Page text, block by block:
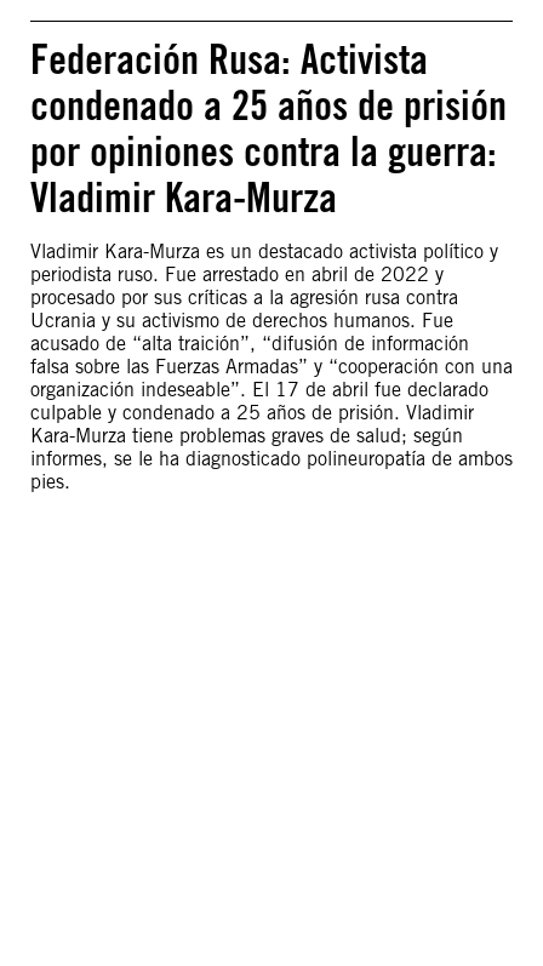
Federación Rusa: Activista
condenado a 25 años de prisión
por opiniones contra la guerra:
Vladimir Kara-Murza
Vladimir Kara-Murza es un destacado activista político y
periodista ruso. Fue arrestado en abril de 2022 y
procesado por sus críticas a la agresión rusa contra
Ucrania y su activismo de derechos humanos. Fue
acusado de “alta traición”, “difusión de información
falsa sobre las Fuerzas Armadas” y “cooperación con una
organización indeseable”. El 17 de abril fue declarado
culpable y condenado a 25 años de prisión. Vladimir
Kara-Murza tiene problemas graves de salud; según
informes, se le ha diagnosticado polineuropatía de ambos
pies.